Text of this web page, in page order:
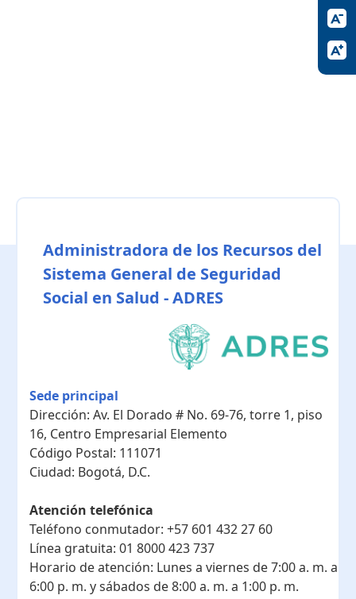
Administradora de los Recursos del
Sistema General de Seguridad
Social en Salud - ADRES
Sede principal
Dirección: Av. El Dorado # No. 69-76, torre 1, piso
16, Centro Empresarial Elemento
Código Postal: 111071
Ciudad: Bogotá, D.C.
Atención telefónica
Teléfono conmutador: +57 601 432 27 60
Línea gratuita: 01 8000 423 737
Horario de atención: Lunes a viernes de 7:00 a. m. a
6:00 p. m. y sábados de 8:00 a. m. a 1:00 p. m.